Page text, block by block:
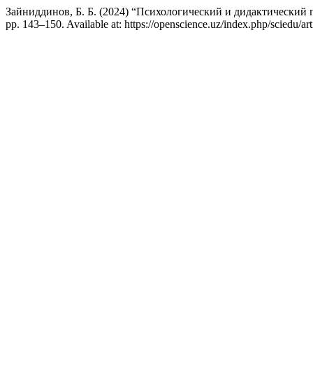
Зайниддинов, Б. Б. (2024) “Психологический и дидактический
pp. 143–150. Available at: https://openscience.uz/index.php/sciedu/